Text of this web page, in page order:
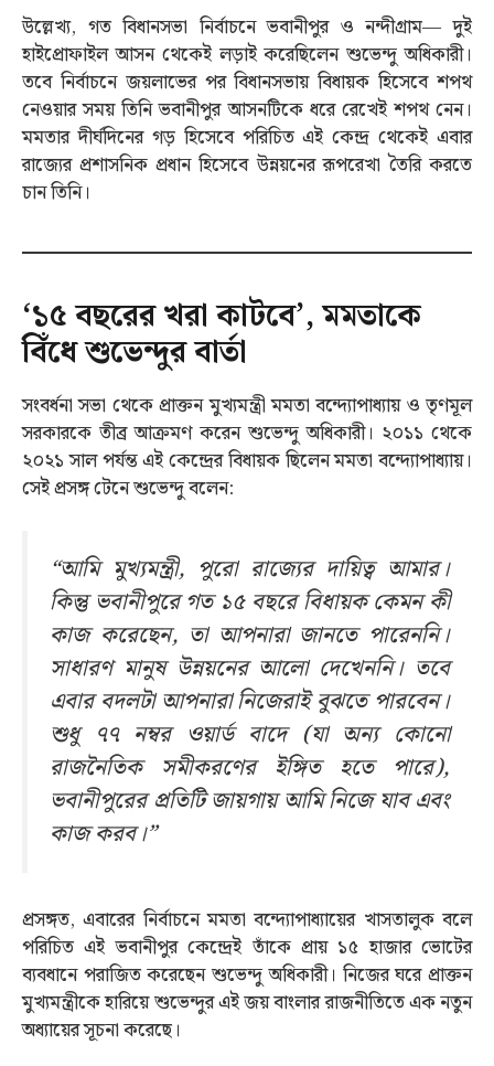
উল্লেখ্য, গত বিধানসভা নির্বাচনে ভবানীপুর ও নন্দীগ্রাম— দুই
হাইপ্রোফাইল আসন থেকেই লড়াই করেছিলেন শুভেন্দু অধিকারী।
তবে নির্বাচনে জয়লাভের পর বিধানসভায় বিধায়ক হিসেবে শপথ
নেওয়ার সময় তিনি ভবানীপুর আসনটিকে ধরে রেখেই শপথ নেন।
মমতার দীর্ঘদিনের গড় হিসেবে পরিচিত এই কেন্দ্র থেকেই এবার
রাজ্যের প্রশাসনিক প্রধান হিসেবে উন্নয়নের রূপরেখা তৈরি করতে
চান তিনি।
‘১৫ বছরের খরা কাটবে’, মমতাকে
বিঁধে শুভেন্দুর বার্তা
সংবর্ধনা সভা থেকে প্রাক্তন মুখ্যমন্ত্রী মমতা বন্দ্যোপাধ্যায় ও তৃণমূল
সরকারকে তীব্র আক্রমণ করেন শুভেন্দু অধিকারী। ২০১১ থেকে
২০২১ সাল পর্যন্ত এই কেন্দ্রের বিধায়ক ছিলেন মমতা বন্দ্যোপাধ্যায়।
সেই প্রসঙ্গ টেনে শুভেন্দু বলেন:
“আমি মুখ্যমন্ত্রী, পুরো রাজ্যের দায়িত্ব আমার।
কিন্তু ভবানীপুরে গত ১৫ বছরে বিধায়ক কেমন কী
কাজ করেছেন, তা আপনারা জানতে পারেননি।
সাধারণ মানুষ উন্নয়নের আলো দেখেননি। তবে
এবার বদলটা আপনারা নিজেরাই বুঝতে পারবেন।
শুধু ৭৭ নম্বর ওয়ার্ড বাদে (যা অন্য কোনো
রাজনৈতিক সমীকরণের ইঙ্গিত হতে পারে),
ভবানীপুরের প্রতিটি জায়গায় আমি নিজে যাব এবং
কাজ করব।”
প্রসঙ্গত, এবারের নির্বাচনে মমতা বন্দ্যোপাধ্যায়ের খাসতালুক বলে
পরিচিত এই ভবানীপুর কেন্দ্রেই তাঁকে প্রায় ১৫ হাজার ভোটের
ব্যবধানে পরাজিত করেছেন শুভেন্দু অধিকারী। নিজের ঘরে প্রাক্তন
মুখ্যমন্ত্রীকে হারিয়ে শুভেন্দুর এই জয় বাংলার রাজনীতিতে এক নতুন
অধ্যায়ের সূচনা করেছে।